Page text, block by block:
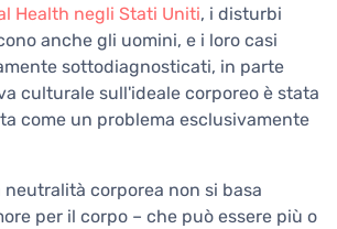
Health negli Stati Uniti, i disturbi
anche gli uomini, e i loro casi
sottodiagnosticati, in parte
culturale sull'ideale corporeo è stata
come un problema esclusivamente
neutralità corporea non si basa
per il corpo – che può essere più o